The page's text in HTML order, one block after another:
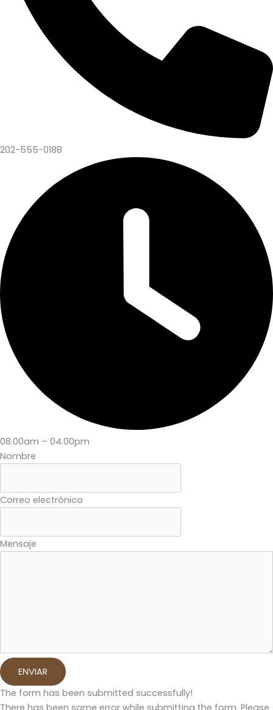
202-555-0188
08.00am – 04.00pm
Nombre
Correo electrónico
Mensaje
ENVIAR
The form has been submitted successfully!